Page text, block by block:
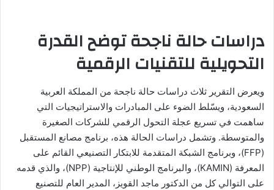
دراسات حالة ناجحة توضح القدرة
التحويلية للتقنيات الرقمية
ويعرض التقرير ثلاث دراسات حالة ناجحة من المملكة العربية
السعودية، ويسّلط الضوء على المبادرات والاستراتيجيات التي
ساهمت في تسريع عجلة التحول الرقمي للشركات الصغيرة
والمتوسطة. وتشمل دراسات الحالة هذه، برنامج مصانع المستقبل
(FFP)، وبرنامج الشبكة المتقدمة للابتكار التصنيعي القائم على
المعرفة (KAMIN)، والبرنامج الوطني للإنتاجية (NPP)، والذي قدمه
على التوالي كل من الدكتور ماجد القويز، المدير العام للتصنيع